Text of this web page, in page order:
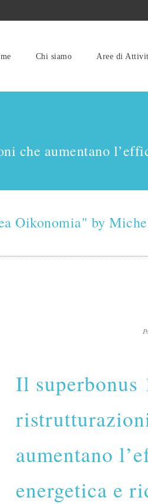
Chi siamo Aree di
che aumentano
Oikonomia" by
Il superbonus
aumentano
energetica e